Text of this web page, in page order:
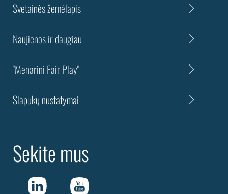
Svetainės žemėlapis
Naujienos ir daugiau
"Menarini Fair Play"
Slapukų nustatymai
Sekite mus